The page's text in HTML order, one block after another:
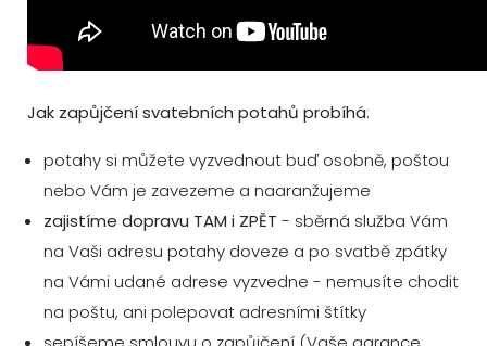
Jak zapůjčení svatebních potahů probíhá:
potahy si můžete vyzvednout buď osobně, poštou
nebo Vám je zavezeme a naaranžujeme
zajistíme dopravu TAM i ZPĚT - sběrná služba Vám
na Vaši adresu potahy doveze a po svatbě zpátky
na Vámi udané adrese vyzvedne - nemusíte chodit
na poštu, ani polepovat adresními štítky